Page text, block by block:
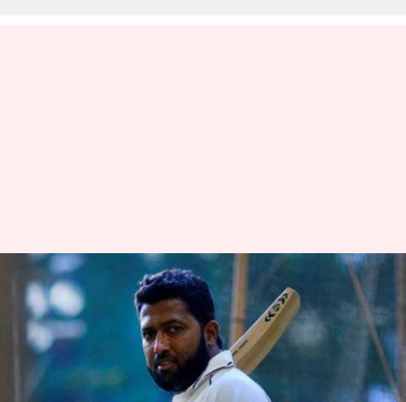
घरेलू क्रिकेट के दिग्गज खिलाड़ी वसीम
जाफर ने क्रिकेट को कहा अलविदा
लेखन Neeraj Pandey Mar 07, 2020 01:15 pm
क्या है खबर?